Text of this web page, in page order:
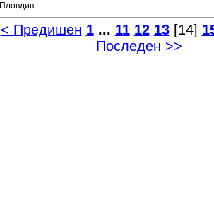
Пловдив
< Предишен 1 ... 11 12 13 [14]
Последен >>